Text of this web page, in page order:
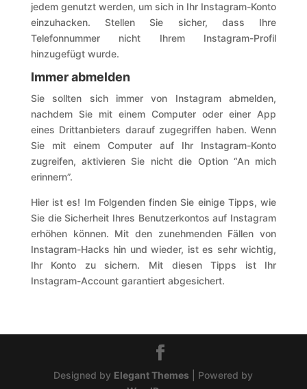
jedem genutzt werden, um sich in Ihr Instagram-Konto
einzuhacken. Stellen Sie sicher, dass Ihre
Telefonnummer nicht Ihrem Instagram-Profil
hinzugefügt wurde.
Immer abmelden
Sie sollten sich immer von Instagram abmelden,
nachdem Sie mit einem Computer oder einer App
eines Drittanbieters darauf zugegriffen haben. Wenn
Sie mit einem Computer auf Ihr Instagram-Konto
zugreifen, aktivieren Sie nicht die Option “An mich
erinnern”.
Hier ist es! Im Folgenden finden Sie einige Tipps, wie
Sie die Sicherheit Ihres Benutzerkontos auf Instagram
erhöhen können. Mit den zunehmenden Fällen von
Instagram-Hacks hin und wieder, ist es sehr wichtig,
Ihr Konto zu sichern. Mit diesen Tipps ist Ihr
Instagram-Account garantiert abgesichert.
Designed by Elegant Themes | Powered by